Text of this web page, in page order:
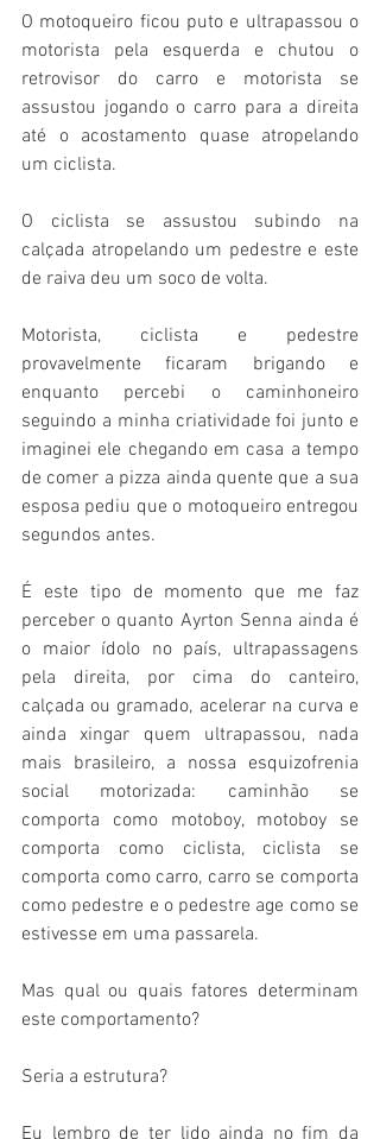
O motoqueiro ficou puto e ultrapassou o
motorista pela esquerda e chutou o
retrovisor do carro e motorista se
assustou jogando o carro para a direita
até o acostamento quase atropelando
um ciclista.
O ciclista se assustou subindo na
calçada atropelando um pedestre e este
de raiva deu um soco de volta.
Motorista, ciclista e pedestre
provavelmente ficaram brigando e
enquanto percebi o caminhoneiro
seguindo a minha criatividade foi junto e
imaginei ele chegando em casa a tempo
de comer a pizza ainda quente que a sua
esposa pediu que o motoqueiro entregou
segundos antes.
É este tipo de momento que me faz
perceber o quanto Ayrton Senna ainda é
o maior ídolo no país, ultrapassagens
pela direita, por cima do canteiro,
calçada ou gramado, acelerar na curva e
ainda xingar quem ultrapassou, nada
mais brasileiro, a nossa esquizofrenia
social motorizada: caminhão se
comporta como motoboy, motoboy se
comporta como ciclista, ciclista se
comporta como carro, carro se comporta
como pedestre e o pedestre age como se
estivesse em uma passarela.
Mas qual ou quais fatores determinam
este comportamento?
Seria a estrutura?
Eu lembro de ter lido ainda no fim da